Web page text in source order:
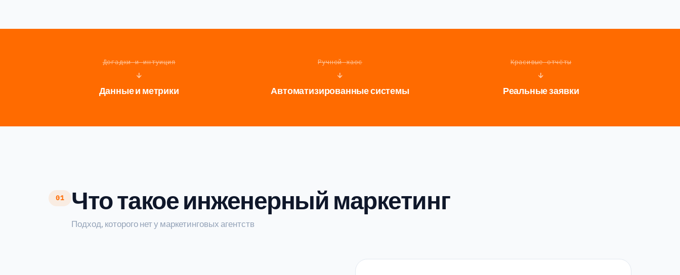
Догадки и интуиция
↓
Данные и метрики
Ручной хаос
↓
Автоматизированные системы
Красивые отчёты
↓
Реальные заявки
01 Что такое инженерный маркетинг
Подход, которого нет у маркетинговых агентств